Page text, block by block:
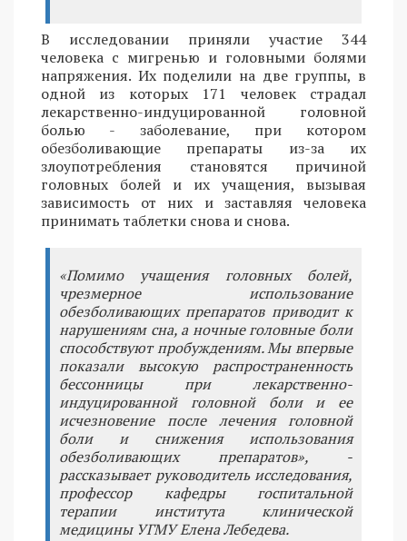
В исследовании приняли участие 344
человека с мигренью и головными болями
напряжения. Их поделили на две группы, в
одной из которых 171 человек страдал
лекарственно-индуцированной головной
болью - заболевание, при котором
обезболивающие препараты из-за их
злоупотребления становятся причиной
головных болей и их учащения, вызывая
зависимость от них и заставляя человека
принимать таблетки снова и снова.
«Помимо учащения головных болей,
чрезмерное использование
обезболивающих препаратов приводит к
нарушениям сна, а ночные головные боли
способствуют пробуждениям. Мы впервые
показали высокую распространенность
бессонницы при лекарственно-
индуцированной головной боли и ее
исчезновение после лечения головной
боли и снижения использования
обезболивающих препаратов», -
рассказывает руководитель исследования,
профессор кафедры госпитальной
терапии института клинической
медицины УГМУ Елена Лебедева.